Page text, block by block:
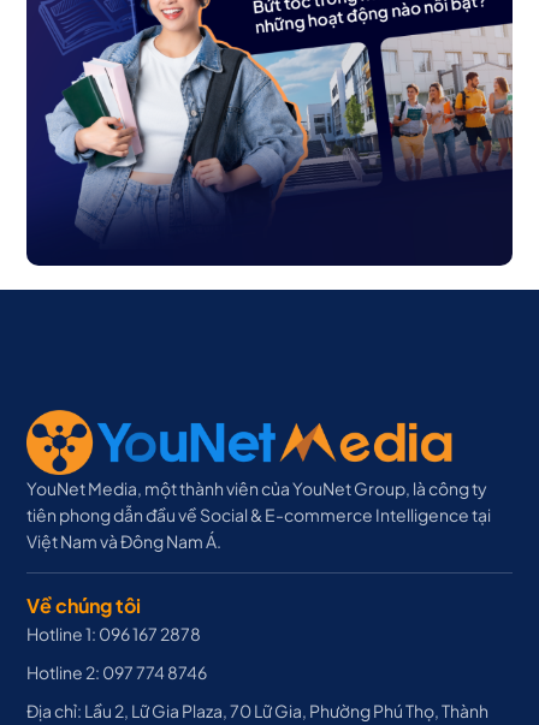
YouNet Media, một thành viên của YouNet Group, là công ty
tiên phong dẫn đầu về Social & E-commerce Intelligence tại
Việt Nam và Đông Nam Á.
Về chúng tôi
Hotline 1: 096 167 2878
Hotline 2: 097 774 8746
Địa chỉ: Lầu 2, Lữ Gia Plaza, 70 Lữ Gia, Phường Phú Thọ, Thành